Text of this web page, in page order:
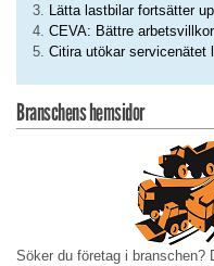
Lätta lastbilar fortsätter
CEVA: Bättre
Citira utökar servicenätet
Branschens hemsidor
Söker du företag i branschen?